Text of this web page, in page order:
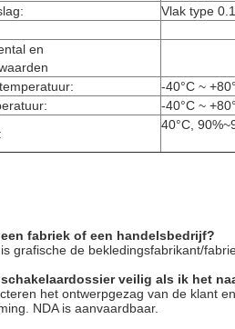
Vlak type
en
-40°C ~
-40°C ~
40°C,
fabriek of een handelsbedrijf?
grafische de bekledingsfabrikant/
veilig als ik het
het ontwerpgezag van de klant
NDA is aanvaardbaar.